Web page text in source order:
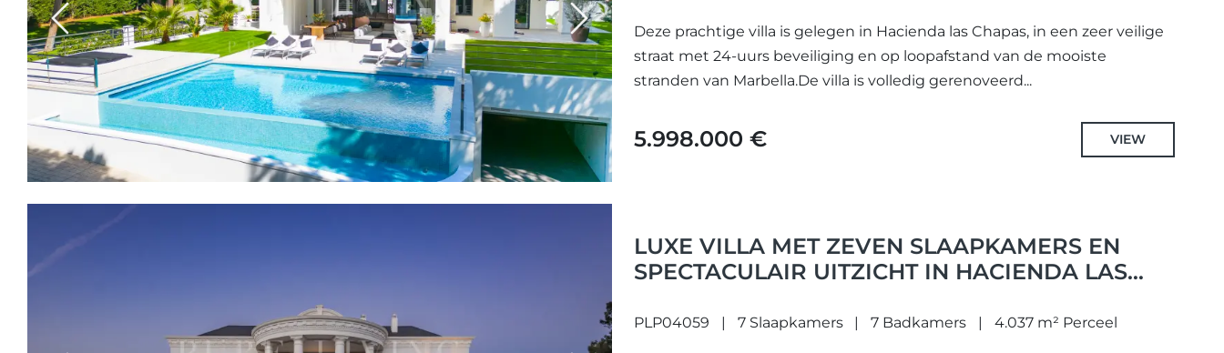
Previous Next
Deze prachtige villa is gelegen in Hacienda las Chapas, in een zeer veilige
straat met 24-uurs beveiliging en op loopafstand van de mooiste
stranden van Marbella.De villa is volledig gerenoveerd...
5.998.000 € VIEW
LUXE VILLA MET ZEVEN SLAAPKAMERS EN
SPECTACULAIR UITZICHT IN HACIENDA LAS
PLP04059 7 Slaapkamers 7 Badkamers 4.037 m² Perceel